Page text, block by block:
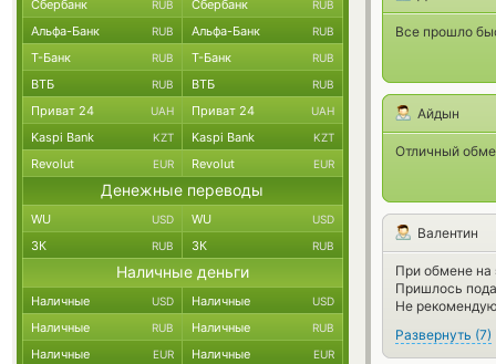
Все прошло
Айдын
Отличный
Валентин
При обмене на
Пришлось
Не
Развернуть (7)
Сбербанк RUB Сбербанк RUB
Альфа-Банк RUB Альфа-Банк RUB
Т-Банк RUB Т-Банк RUB
ВТБ RUB ВТБ RUB
Приват 24 UAH Приват 24 UAH
Kaspi Bank KZT Kaspi Bank KZT
Revolut EUR Revolut EUR
Денежные переводы
WU USD WU USD
ЗК RUB ЗК RUB
Наличные деньги
Наличные USD Наличные USD
Наличные RUB Наличные RUB
Наличные EUR Наличные EUR